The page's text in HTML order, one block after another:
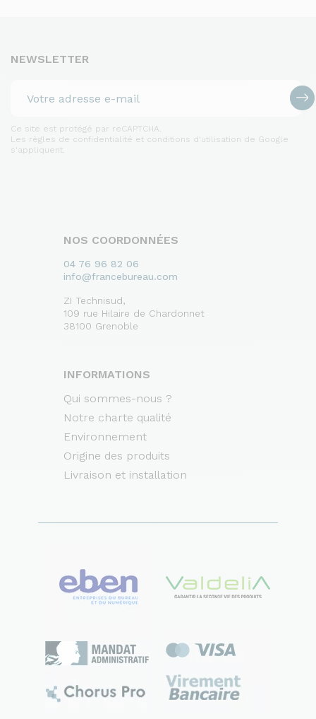
NEWSLETTER
Ce site est protégé par reCAPTCHA.
Les règles de confidentialité et conditions d'utilisation de Google
s'appliquent.
NOS COORDONNÉES
04 76 96 82 06
info@francebureau.com
ZI Technisud,
109 rue Hilaire de Chardonnet
38100 Grenoble
INFORMATIONS
Qui sommes-nous ?
Notre charte qualité
Environnement
Origine des produits
Livraison et installation